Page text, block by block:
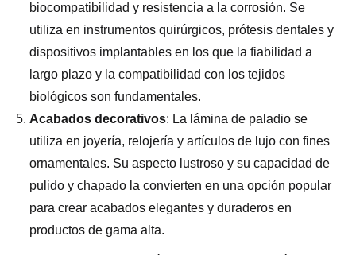
biocompatibilidad y resistencia a la corrosión. Se
utiliza en instrumentos quirúrgicos, prótesis dentales y
dispositivos implantables en los que la fiabilidad a
largo plazo y la compatibilidad con los tejidos
biológicos son fundamentales.
Acabados decorativos: La lámina de paladio se
utiliza en joyería, relojería y artículos de lujo con fines
ornamentales. Su aspecto lustroso y su capacidad de
pulido y chapado la convierten en una opción popular
para crear acabados elegantes y duraderos en
productos de gama alta.